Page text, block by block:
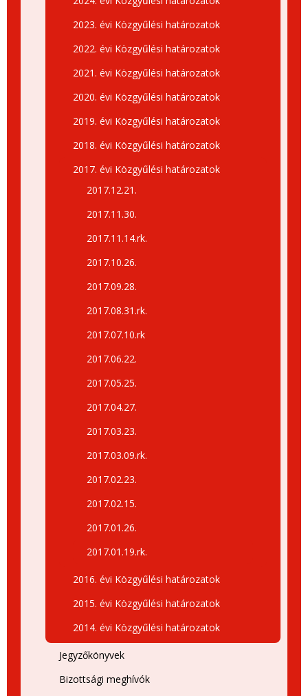
2023. évi Közgyűlési határozatok
2022. évi Közgyűlési határozatok
2021. évi Közgyűlési határozatok
2020. évi Közgyűlési határozatok
2019. évi Közgyűlési határozatok
2018. évi Közgyűlési határozatok
2017. évi Közgyűlési határozatok
2017.12.21.
2017.11.30.
2017.11.14.rk.
2017.10.26.
2017.09.28.
2017.08.31.rk.
2017.07.10.rk
2017.06.22.
2017.05.25.
2017.04.27.
2017.03.23.
2017.03.09.rk.
2017.02.23.
2017.02.15.
2017.01.26.
2017.01.19.rk.
2016. évi Közgyűlési határozatok
2015. évi Közgyűlési határozatok
2014. évi Közgyűlési határozatok
Jegyzőkönyvek
Bizottsági meghívók